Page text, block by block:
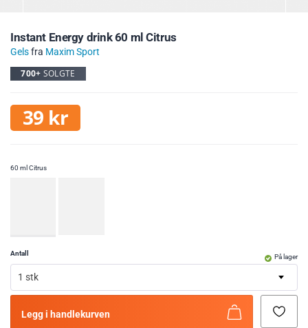
Instant Energy drink 60 ml Citrus
Gelsfra Maxim Sport
700+ SOLGTE
39 kr
60 ml Citrus
På lager
Antall
1 stk
Legg i handlekurven